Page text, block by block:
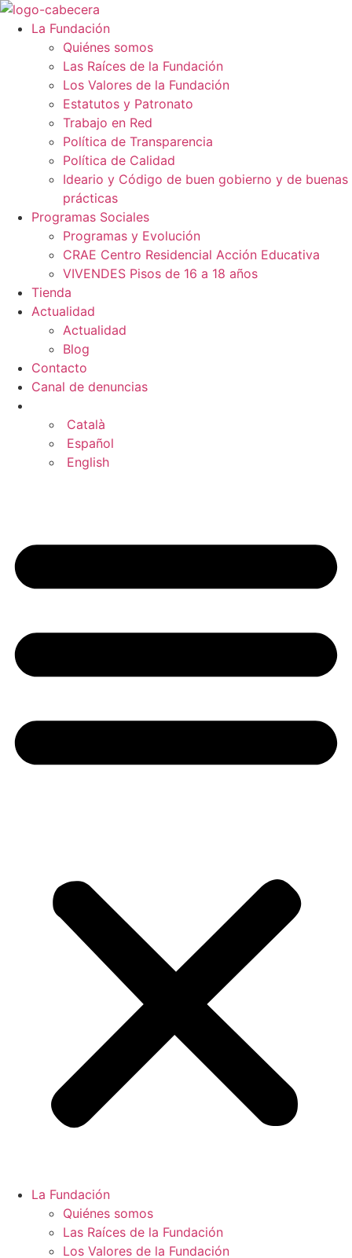
Saltar
contenido
La Fundación
Quiénes somos
Las Raíces de la Fundación
Los Valores de la Fundación
Estatutos y Patronato
Trabajo en Red
Política de Transparencia
Política de Calidad
Ideario y Código de buen gobierno y de buenas
prácticas
Programas Sociales
Programas y Evolución
CRAE Centro Residencial Acción Educativa
VIVENDES Pisos de 16 a 18 años
Tienda
Actualidad
Actualidad
Blog
Contacto
Canal de denuncias
Català
Español
English
La Fundación
Quiénes somos
Las Raíces de la Fundación
Los Valores de la Fundación